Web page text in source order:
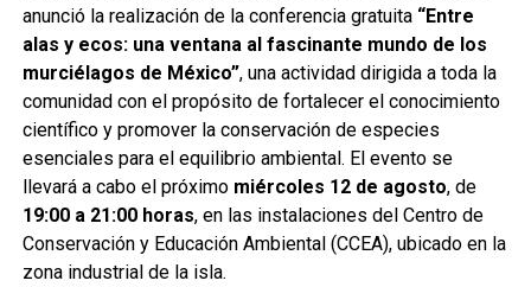
anunció la realización de la conferencia gratuita “Entre
alas y ecos: una ventana al fascinante mundo de los
murciélagos de México”, una actividad dirigida a toda la
comunidad con el propósito de fortalecer el conocimiento
científico y promover la conservación de especies
esenciales para el equilibrio ambiental. El evento se
llevará a cabo el próximo miércoles 12 de agosto, de
19:00 a 21:00 horas, en las instalaciones del Centro de
Conservación y Educación Ambiental (CCEA), ubicado en la
zona industrial de la isla.